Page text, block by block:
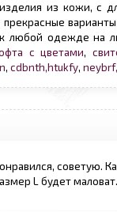
из кожи, с
любой одежде на
с цветами,
, cdbnth,htukfy,
советую.
L будет маловат.